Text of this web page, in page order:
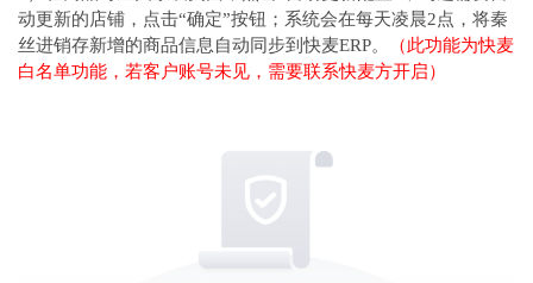
动更新的店铺，点击“确定”按钮；系统会在每天凌晨2点，将秦
丝进销存新增的商品信息自动同步到快麦ERP。
（此功能为快麦
白名单功能，若客户账号未见，需要联系快麦方开启）